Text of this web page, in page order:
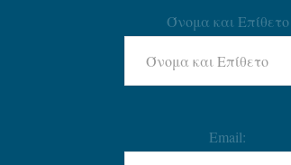
Όνομα και Επίθετο
Email: